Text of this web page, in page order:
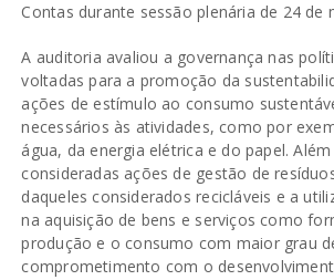
Contas durante sessão plenária de 24 de
A auditoria avaliou a governança nas
voltadas para a promoção da
ações de estímulo ao consumo
necessários às atividades, como por
água, da energia elétrica e do papel.
consideradas ações de gestão de
daqueles considerados recicláveis e a
na aquisição de bens e serviços como
produção e o consumo com maior grau
comprometimento com o